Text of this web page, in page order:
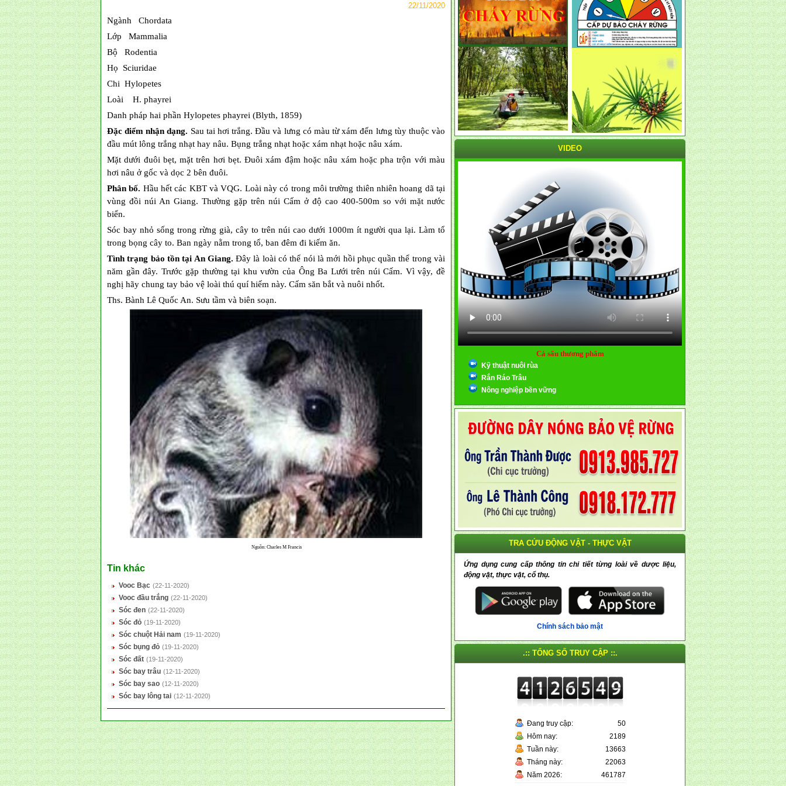
22/11/2020
Ngành Chordata
Lớp Mammalia
Bộ Rodentia
Họ Sciuridae
Chi Hylopetes
Loài H. phayrei
Danh pháp hai phần Hylopetes phayrei (Blyth, 1859)
Đặc điểm nhận dạng. Sau tai hơi trắng. Đầu và lưng có màu từ xám đến lưng tùy thuộc vào
đầu mút lông trắng nhạt hay nâu. Bụng trắng nhạt hoặc xám nhạt hoặc nâu xám.
Mặt dưới đuôi bẹt, mặt trên hơi bẹt. Đuôi xám đậm hoặc nâu xám hoặc pha trộn với màu
hơi nâu ở gốc và dọc 2 bên đuôi.
Phân bố. Hầu hết các KBT và VQG. Loài này có trong môi trường thiên nhiên hoang dã tại
vùng đồi núi An Giang. Thường gặp trên núi Cấm ở độ cao 400-500m so với mặt nước
biển.
Sóc bay nhỏ sống trong rừng già, cây to trên núi cao dưới 1000m ít người qua lại. Làm tổ
trong bọng cây to. Ban ngày nằm trong tổ, ban đêm đi kiếm ăn.
Tình trạng bảo tồn tại An Giang. Đây là loài có thể nói là mới hồi phục quần thể trong vài
năm gần đây. Trước gặp thường tại khu vườn của Ông Ba Lưới trên núi Cấm. Vì vậy, đề
nghị hãy chung tay bảo vệ loài thú quí hiếm này. Cấm săn bắt và nuôi nhốt.
Ths. Bành Lê Quốc An. Sưu tầm và biên soạn.
Nguồn: Charles M Francis
Tin khác
Vooc Bạc (22-11-2020)
Vooc đầu trắng (22-11-2020)
Sóc đen (22-11-2020)
Sóc đỏ (19-11-2020)
Sóc chuột Hải nam (19-11-2020)
Sóc bụng đỏ (19-11-2020)
Sóc đất (19-11-2020)
Sóc bay trâu (12-11-2020)
Sóc bay sao (12-11-2020)
Sóc bay lông tai (12-11-2020)
VIDEO
Cá sấu thương phẩm
Kỹ thuật nuôi rùa
Rắn Ráo Trâu
Nông nghiệp bền vững
TRA CỨU ĐỘNG VẬT - THỰC VẬT
Ứng dụng cung cấp thông tin chi tiết từng loài về dược liệu,
động vật, thực vật, cổ thụ.
Chính sách bảo mật
.:: TỔNG SỐ TRUY CẬP ::.
Đang truy cập:
50
Hôm nay:
2189
Tuần này:
13663
Tháng này:
22063
Năm 2026:
461787